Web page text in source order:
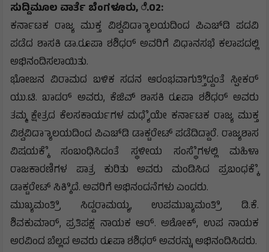
ಸುದ್ದಿಮೂಲ ವಾರ್ತೆ ಬೆಂಗಳೂರು, ೆ.02:
ಕರ್ನಾಟಕ ರಾಜ್ಯ ಮುಕ್ತ ವಿಶ್ವವಿದ್ಯಾಾಲಯದಿಂದ ಪಿಎಚ್‌ಡಿ ಪದವಿ
ಪಡೆದ ಶಾಸಕಿ ಡಾ.ರೂಪಾ ಶಶಿಧರ್ ಅವರಿಗೆ ವಿಧಾನಸಭೆ ಕಲಾಪದಲ್ಲಿ
ಅಭಿನಂದಿಸಲಾಯಿತು.
ಭೋಜನ ವಿರಾಮದ ಬಳಿಕ ಸದನ ಆರಂಭವಾಗುತ್ತಿಿದ್ದಂತೆ ಸ್ಪೀಕರ್
ಯು.ಟಿ. ಖಾದರ್ ಅವರು, ಕೆಜಿಎ್ ಶಾಸಕಿ ರೂಪಾ ಶಶಿಧರ್ ಅವರು
ತಮ್ಮ ಕ್ಷೇತ್ರದ ಕೆಲಸಕಾರ್ಯಗಳ ಮಧ್ಯೆೆಯೇ ಕರ್ನಾಟಕ ರಾಜ್ಯ ಮುಕ್ತ
ವಿಶ್ವವಿದ್ಯಾಾಲಯದಿಂದ ಪಿಎಚ್‌ಡಿ ಡಾಕ್ಟರೇಟ್ ಪಡೆದಿದ್ದಾರೆ. ರಾಜ್ಯಶಾಸ
ವಿಷಯಕ್ಕೆೆ ಸಂಬಂಧಿಸಿದಂತೆ ಸ್ಥಳೀಯ ಸಂಸ್ಥೆೆಗಳಲ್ಲಿ ಮಹಿಳಾ
ರಾಜಕಾರಣಿಗಳ ಪಾತ್ರ ಕುರಿತು ಅವರು ಮಂಡಿಸಿದ ಪ್ರಬಂಧಕ್ಕೆೆ
ಡಾಕ್ಟರೇಟ್ ಸಿಕ್ಕಿಿದೆ. ಅವರಿಗೆ ಅಭಿನಂದನೆಗಳು ಎಂದರು.
ಮುಖ್ಯಮಂತ್ರಿಿ ಸಿದ್ದರಾಮಯ್ಯ, ಉಪಮುಖ್ಯಮಂತ್ರಿಿ ಡಿ.ಕೆ.
ಶಿವಕುಮಾರ್, ಪ್ರತಿಪಕ್ಷ ನಾಯಕ ಆರ್. ಅಶೋಕ್, ಉಪ ನಾಯಕ
ಅರವಿಂದ ಬೆಲ್ಲದ ಅವರು ರೂಪಾ ಶಶಿಧರ್ ಅವರನ್ನು ಅಭಿನಂದಿಸಿದರು.